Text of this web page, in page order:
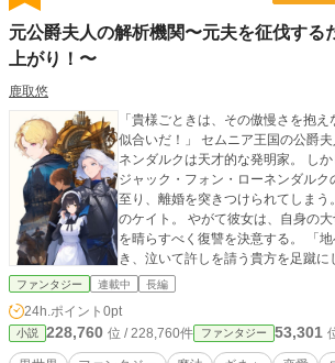
元公爵夫人の解析機関〜元夫を征伐する
上がり！〜
鹿取悠
「貴様ごときは、その傲慢さを抱
似合いだ！」 セムニア王国の公爵夫人ケイト・フォン・ロー
ネンダルクは天才的な発明家。 し
ジャック・フォン・ローネンダルク
至り、離婚を突きつけられてしまう
のケイト。 やがて彼女は、自身の
を晴らすべく復讐を決意する。 「地べたに伏せ足元に縋りつ
き、泣いて許しを請う貴方を足蹴
ちは満たされるわ！」 王国都市に乗り込んだ彼女は、持ち前
トしてくれる使用人ラルフとの恋の
らも、元夫ジャックの征伐を目指す
の趨勢を決する重大な役割を負うこと
ファンタジー 連載中 長編
24h.ポイント 0pt
小説 228,760 位 / 228,760件 ファンタジー 53,301